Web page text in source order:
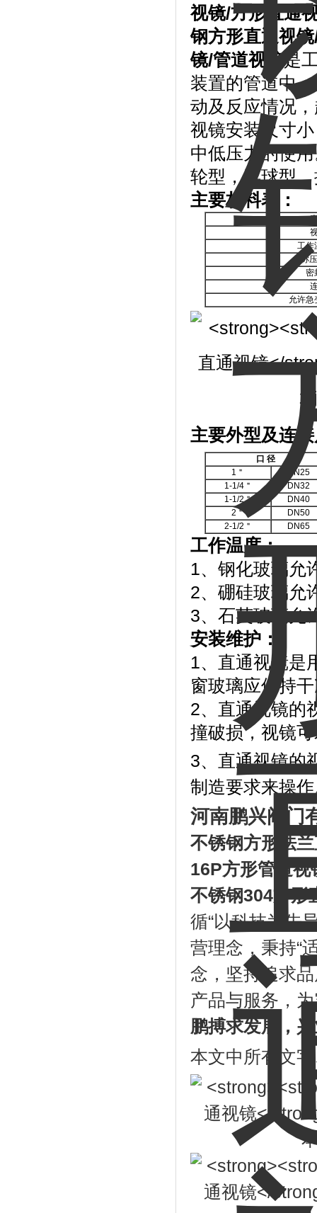
视镜/方形直通
钢方形直通视镜
镜/管道视镜 是
装置的管道中
动及反应情况
视镜安装尺寸
中低压力的使
轮型，浮球型
主要材料表：
工作
公称
密
允许
主要外型及连
口 径
1＂
DN25
1-1/4＂
DN32
1-1/2＂
DN40
2＂
DN50
2-1/2＂
DN65
工作温度：
1、钢化玻璃
2、硼硅玻璃
3、石英玻璃
安装维护：
1、直通视镜是
窗玻璃应保持
2、直通视镜的
撞破损，视镜
3、直通视镜的
制造要求来操
河南鹏兴阀门
不锈钢方形法
16P方形管道视
不锈钢304方形
循“以科技为先
营理念，秉持“
念，坚持追求
产品与服务，
鹏搏求发展，
本文中所有文